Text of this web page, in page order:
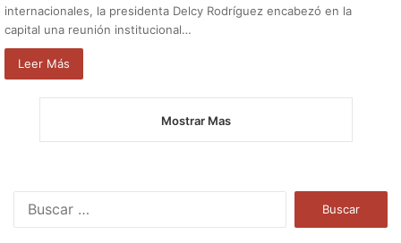
internacionales, la presidenta Delcy Rodríguez encabezó en la
capital una reunión institucional…
Leer Más
Mostrar Mas